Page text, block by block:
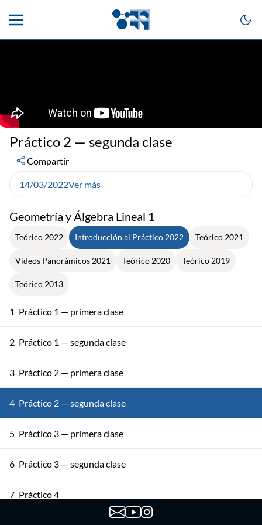
Geometría y Álgebra Lineal 1
Teórico 2022 Introducción al Práctico 2022 Teórico 2021
Videos Panorámicos 2021 Teórico 2020 Teórico 2019
Teórico 2013
1 Práctico 1 — primera clase
2 Práctico 1 — segunda clase
3 Práctico 2 — primera clase
4 Práctico 2 — segunda clase
5 Práctico 3 — primera clase
6 Práctico 3 — segunda clase
7 Práctico 4
Práctico 2 — segunda clase
Compartir
14/03/2022Ver más